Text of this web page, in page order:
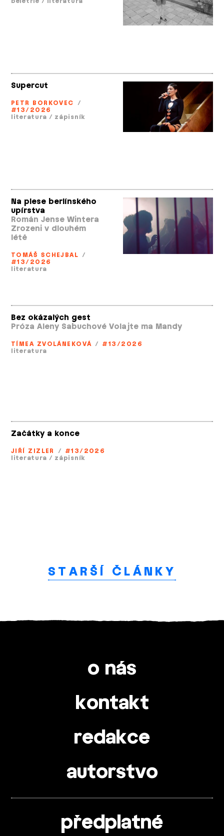
Supercut
PETR BORKOVEC /
#13/2026
literatura / zápisník
Na plese berlínského
upírstva
Román Jense Wintera
Zrozeni v dlouhém
létě
TOMÁŠ SCHEJBAL /
#13/2026
literatura
Bez okázalých gest
Próza Aleny Sabuchové Volajte ma Mandy
TÍMEA ZVOLÁNEKOVÁ / #13/2026
literatura
Začátky a konce
JIŘÍ ZIZLER / #13/2026
literatura / zápisník
STARŠÍ ČLÁNKY
o nás
kontakt
redakce
autorstvo
předplatné